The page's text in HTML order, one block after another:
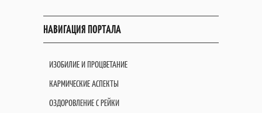
НАВИГАЦИЯ ПОРТАЛА
ИЗОБИЛИЕ И ПРОЦВЕТАНИЕ
КАРМИЧЕСКИЕ АСПЕКТЫ
ОЗДОРОВЛЕНИЕ С РЕЙКИ